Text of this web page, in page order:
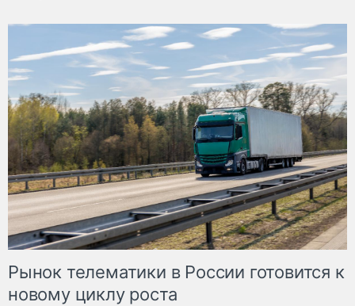
Рынок телематики в России готовится к
новому циклу роста